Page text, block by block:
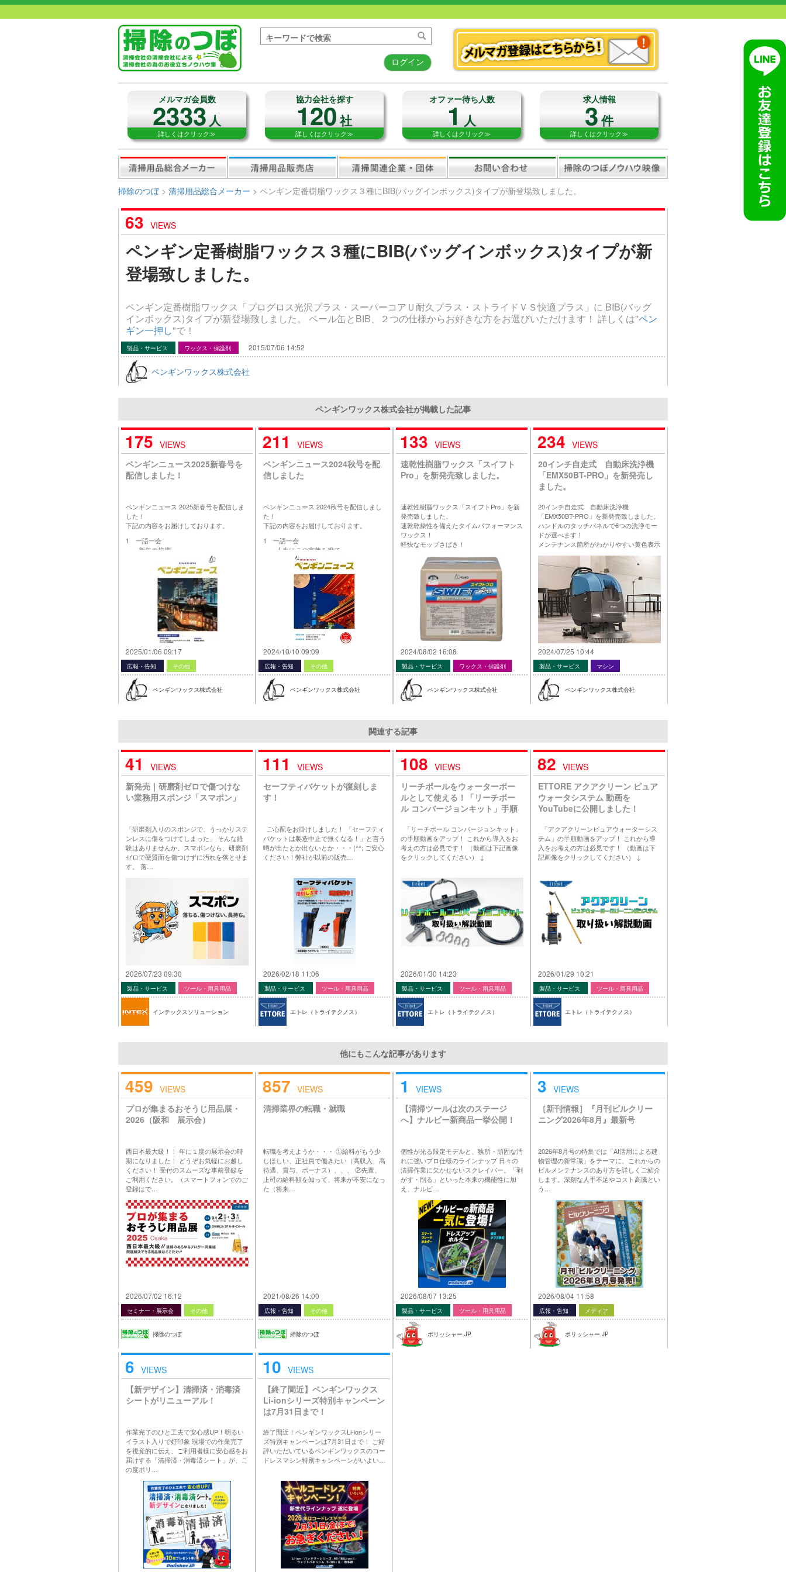
ログイン
メルマガ会員数
2333人
詳しくはクリック≫
協力会社を探す
120社
詳しくはクリック≫
オファー待ち人数
1人
詳しくはクリック≫
求人情報
3件
詳しくはクリック≫
掃除のつぼ> 清掃用品総合メーカー > ペンギン定番樹脂ワックス３種にBIB(バッグインボックス)タイプが新登場致しました。
63 VIEWS
ペンギン定番樹脂ワックス３種にBIB(バッグインボックス)タイプが新
登場致しました。
ペンギン定番樹脂ワックス「プログロス光沢プラス・スーパーコアＵ耐久プラス・ストライドＶＳ快適プラス」に BIB(バッグ
インボックス)タイプが新登場致しました。 ペール缶とBIB、２つの仕様からお好きな方をお選びいただけます！ 詳しくは"ペン
ギン一押し"で！
製品・サービス ワックス・保護剤 2015/07/06 14:52
ペンギンワックス株式会社
ペンギンワックス株式会社が掲載した記事
175 VIEWS
ペンギンニュース2025新春号を
配信しました！
ペンギンニュース 2025新春号を配信しま
した！
下記の内容をお届けしております。
1 一語一会
新年の挨拶
ペンギンワックス株式会社
取締役社長 辨野 勝則さん
2 ペンギン イチオシ
中性ストレートタイプ
コップも洗える！
ホテル専用洗剤
3 現場導入事例
バイパーAS4325B・Li-ionバッテリ
ーシリーズ編
誰でもいろいろな場面で使用で
き、
仕上がりも良い「バイパー
AS4325B」！
グッドライフ合同会社
2025/01/06 09:17
広報・告知 その他
ペンギンワックス株式会社
211
VIEWS
ペンギンニュース2024秋号を配
信しました
ペンギンニュース 2024秋号を配信しまし
た！
下記の内容をお届けしております。
1 一語一会
人生にこの言葉を得て
ホスピタリティある清掃管理！
「信用」だけでなく「信頼」のおけ
る会社に！
株式会社エスコ
代表取締役社長 西川 峻石さん
2 ペンギン イチオシ
レストルームの総合洗剤
レストルーム泡スプレー
Li-ionバッテリーシリーズ編
作業性を上げるためには、
セットでなければ意味がない！
株式会社…
2024/10/10 09:09
広報・告知 その他
ペンギンワックス株式会社
133 VIEWS
速乾性樹脂ワックス「スイフト
Pro」を新発売致しました。
速乾性樹脂ワックス「スイフトPro」を新
発売致しました。
速乾乾燥性を備えたタイムパフォーマンス
ワックス！
軽快なモップさばき！
2024/08/02 16:08
製品・サービス ワックス・保護剤
ペンギンワックス株式会社
234 VIEWS
20インチ自走式 自動床洗浄機
「EMX50BT-PRO」を新発売し
ました。
20インチ自走式 自動床洗浄機
「EMX50BT-PRO」を新発売致しました。
ハンドルのタッチパネルで6つの洗浄モー
ドが選べます！
メンテナンス箇所がわかりやすい黄色表示
詳しくは”製品案内”で！
2024/07/25 10:44
製品・サービス マシン
ペンギンワックス株式会社
関連する記事
41
VIEWS
新発売｜研磨剤ゼロで傷つけな
い業務用スポンジ「スマポン」
「研磨剤入りのスポンジで、うっかりステ
ンレスに傷をつけてしまった」 そんな経
験はありませんか。スマポンなら、研磨剤
ゼロで硬質面を傷つけずに汚れを落とせま
す。 落…
2026/07/23 09:30
製品・サービス ツール・用具用品
インテックスソリューション
111
VIEWS
セーフティバケットが復刻しま
す！
ご心配をお掛けしました！ 「セーフティ
バケットは製造中止で無くなる！」と言う
噂が出たとか出ないとか・・・(^^; ご安心
ください！弊社が以前の販売…
2026/02/18 11:06
製品・サービス ツール・用具用品
エトレ（トライテクノス）
108 VIEWS
リーチポールをウォーターポー
ルとして使える！「リーチポー
ル コンバージョンキット」手順
た！
「リーチポール コンバージョンキット」
の手順動画をアップ！ これから導入をお
考えの方は必見です！ （動画は下記画像
をクリックしてください） ↓
2026/01/30 14:23
製品・サービス ツール・用具用品
エトレ（トライテクノス）
82 VIEWS
ETTORE アクアクリーン ピュア
ウォータシステム 動画を
YouTubeに公開しました！
「アクアクリーンピュアウォーターシス
テム」の手順動画をアップ！ これから導
入をお考えの方は必見です！ （動画は下
記画像をクリックしてください） ↓
2026/01/29 10:21
製品・サービス ツール・用具用品
エトレ（トライテクノス）
他にもこんな記事があります
459 VIEWS
プロが集まるおそうじ用品展・
2026（阪和 展示会）
西日本最大級！！ 年に１度の展示会の時
期になりました！ どうぞお気軽にお越し
ください！ 受付のスムーズな事前登録を
ご利用ください。（スマートフォンでのご
登録はで…
2026/07/02 16:12
セミナー・展示会 その他
掃除のつぼ
857 VIEWS
清掃業界の転職・就職
転職を考えようか・・・ ①給料がもう少
しほしい、正社員で働きたい（高収入、高
待遇、賞与、ボーナス）、、、 ②先輩、
上司の給料額を知って、将来が不安になっ
た（将来…
2021/08/26 14:00
広報・告知 その他
掃除のつぼ
1
VIEWS
【清掃ツールは次のステージ
へ】ナルビー新商品一挙公開！
個性が光る限定モデルと、狭所・頑固な汚
れに強いプロ仕様のラインナップ 日々の
清掃作業に欠かせないスクレイパー。「剥
がす・削る」といった本来の機能性に加
え、ナルビ…
2026/08/07 13:25
製品・サービス ツール・用具用品
ポリッシャー.JP
3 VIEWS
［新刊情報］『月刊ビルクリー
ニング2026年8月』最新号
2026年8月号の特集では「AI活用による建
物管理の新常識」をテーマに、これからの
ビルメンテナンスのあり方を詳しくご紹介
します。深刻な人手不足やコスト高騰とい
う…
2026/08/04 11:58
広報・告知 メディア
ポリッシャー.JP
6 VIEWS
【新デザイン】清掃済・消毒済
シートがリニューアル！
作業完了のひと工夫で安心感UP！明るい
イラスト入りで好印象 現場での作業完了
を視覚的に伝え、ご利用者様に安心感をお
届けする「清掃済・消毒済シート」が、こ
の度ポリ…
10 VIEWS
【終了間近】ペンギンワックス
Li-ionシリーズ特別キャンペーン
は7月31日まで！
終了間近！ペンギンワックスLi-ionシリー
ズ特別キャンペーンは7月31日まで！ ご好
評いただいているペンギンワックスのコー
ドレスマシン特別キャンペーンがいよい…